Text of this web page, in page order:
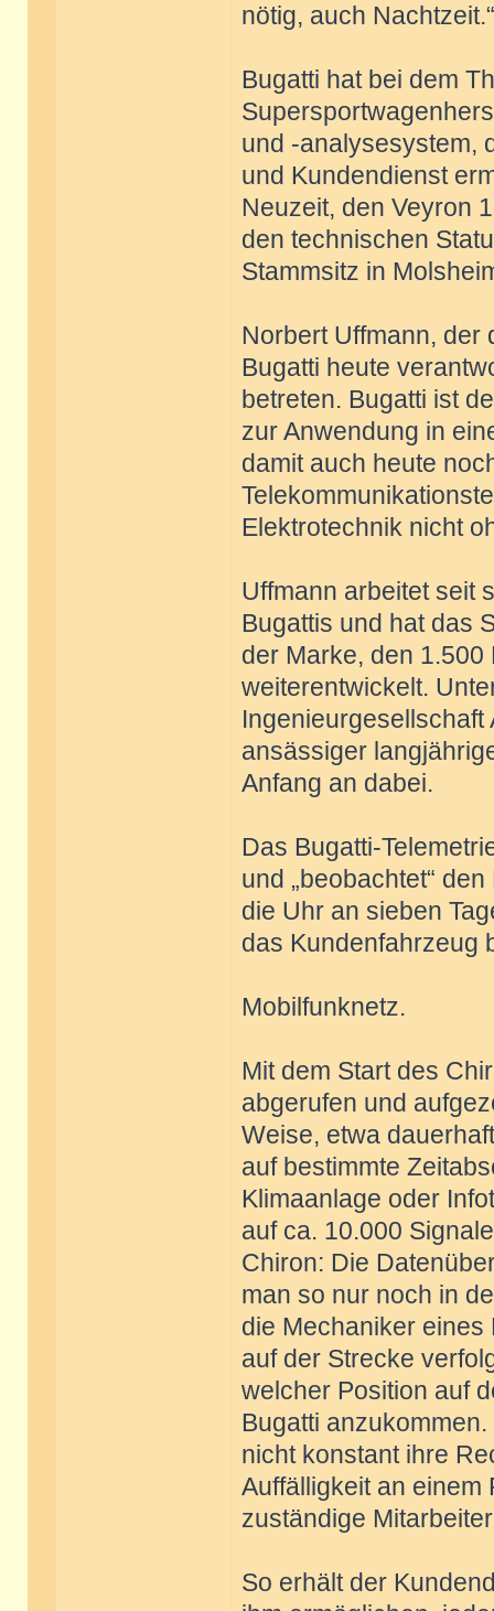
nötig, auch Nachtzeit.“
Bugatti hat bei dem
und -analysesystem,
und Kundendienst
Neuzeit, den Veyron
den technischen
Stammsitz in
Norbert Uffmann, der
Bugatti heute
betreten. Bugatti ist
zur Anwendung in
damit auch heute
Elektrotechnik nicht
Uffmann arbeitet seit
Bugattis und hat das
der Marke, den
weiterentwickelt.
ansässiger
Anfang an dabei.
Das Bugatti-
und „beobachtet“
die Uhr an sieben
das Kundenfahrzeug
Mobilfunknetz.
Mit dem Start des
abgerufen und
Weise, etwa
auf bestimmte
Klimaanlage oder
auf ca. 10.000
Chiron: Die
man so nur noch in
die Mechaniker
auf der Strecke
welcher Position auf
Bugatti
nicht konstant ihre
Auffälligkeit an einem
zuständige
So erhält der